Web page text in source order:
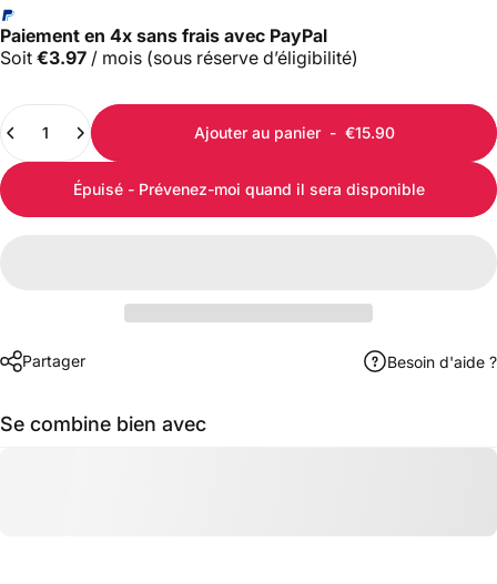
Paiement en 4x sans frais avec PayPal
Soit €3.97 / mois (sous réserve d’éligibilité)
Ajouter au panier- €15.90
Épuisé - Prévenez-moi quand il sera disponible
Partager Besoin d'aide ?
Se combine bien avec